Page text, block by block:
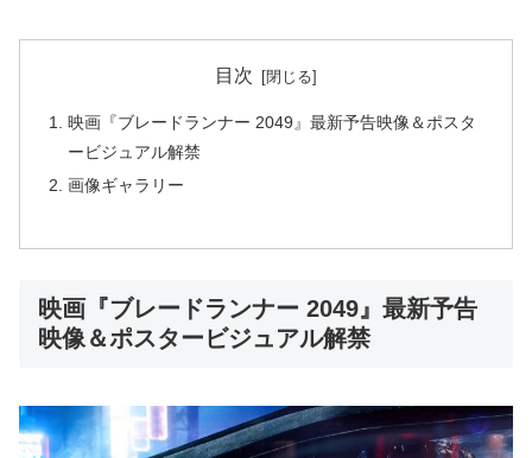
目次
映画『ブレードランナー 2049』最新予告映像＆ポスタ
ービジュアル解禁
画像ギャラリー
映画『ブレードランナー 2049』最新予告
映像＆ポスタービジュアル解禁